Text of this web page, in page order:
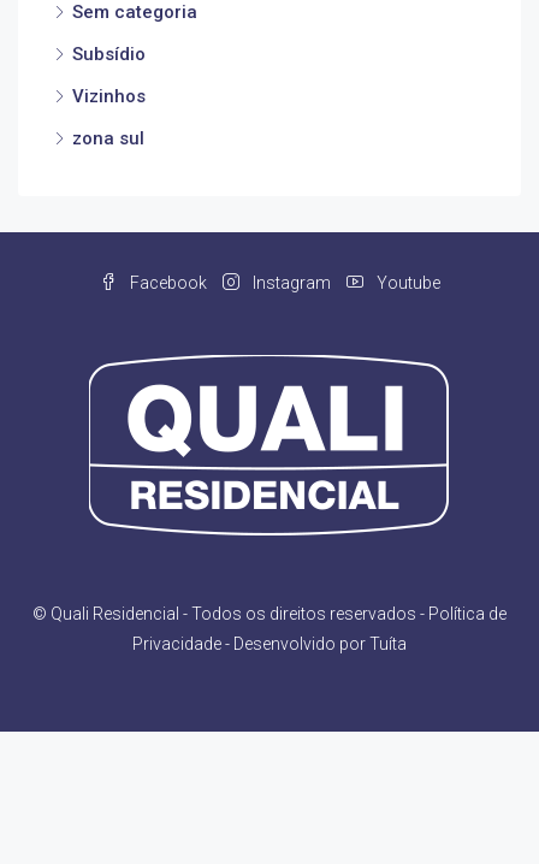
Sem categoria
Subsídio
Vizinhos
zona sul
Facebook Instagram Youtube
© Quali Residencial - Todos os direitos reservados - Política de
Privacidade- Desenvolvido porTuíta